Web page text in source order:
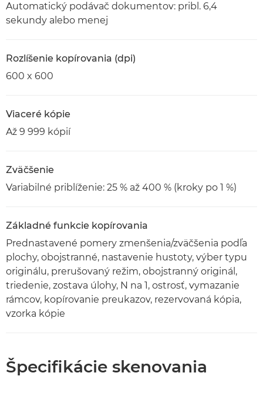
Automatický podávač dokumentov: pribl. 6,4
sekundy alebo menej
Rozlíšenie kopírovania (dpi)
600 x 600
Viaceré kópie
Až 9 999 kópií
Zväčšenie
Variabilné priblíženie: 25 % až 400 % (kroky po 1 %)
Základné funkcie kopírovania
Prednastavené pomery zmenšenia/zväčšenia podľa
plochy, obojstranné, nastavenie hustoty, výber typu
originálu, prerušovaný režim, obojstranný originál,
triedenie, zostava úlohy, N na 1, ostrosť, vymazanie
rámcov, kopírovanie preukazov, rezervovaná kópia,
vzorka kópie
Špecifikácie skenovania